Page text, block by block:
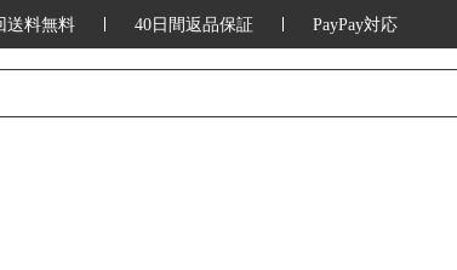
送料無料 40日間返品保証 PayPay対応